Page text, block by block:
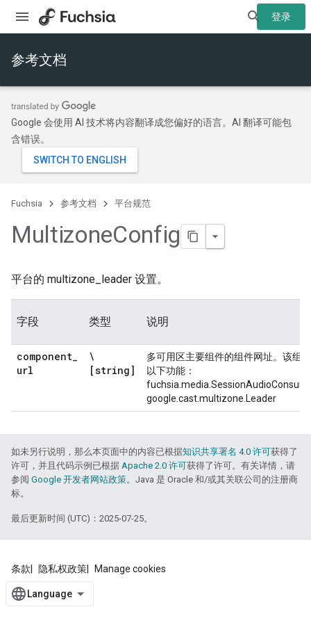
登录
参考文档
Google 会使用 AI 技术将内容翻译成您偏好的语言。AI 翻译可能包
含错误。
Fuchsia 参考文档 平台规范
MultizoneConfig
平台的 multizone_leader 设置。
字段 类型 说明
component_
url
\
[string]
多可用区主要组件的组件网址。该组
以下功能：
google.cast.multizone.Leader
如未另行说明，那么本页面中的内容已根据知识共享署名 4.0 许可获得了
许可，并且代码示例已根据 Apache 2.0 许可获得了许可。有关详情，请
参阅 Google 开发者网站政策。Java 是 Oracle 和/或其关联公司的注册商
标。
最后更新时间 (UTC)：2025-07-25。
条款 隐私权政策 Manage cookies